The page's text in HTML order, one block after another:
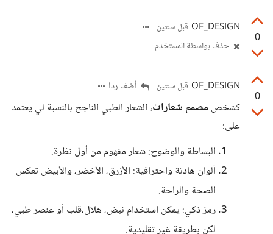
0
OF_DESIGN قبل سنتين
حذف بواسطة المستخدم
0
OF_DESIGN قبل سنتين أضف ردا
كشخصمصمم شعارات، الشعار الطبي الناجح بالنسبة لي يعتمد
على:
البساطة والوضوح: شعار مفهوم من أول نظرة.
ألوان هادئة واحترافية: الأزرق، الأخضر، والأبيض تعكس
الصحة والراحة.
رمز ذكي: يمكن استخدام نبض، هلال،قلب أو عنصر طبي،
لكن بطريقة غير تقليدية.